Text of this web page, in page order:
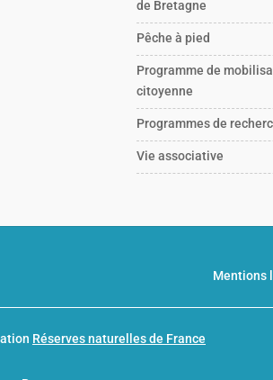
de Bretagne
Pêche à pied
Programme de
citoyenne
Programmes de
Vie associative
Mentions
Réserves naturelles de France